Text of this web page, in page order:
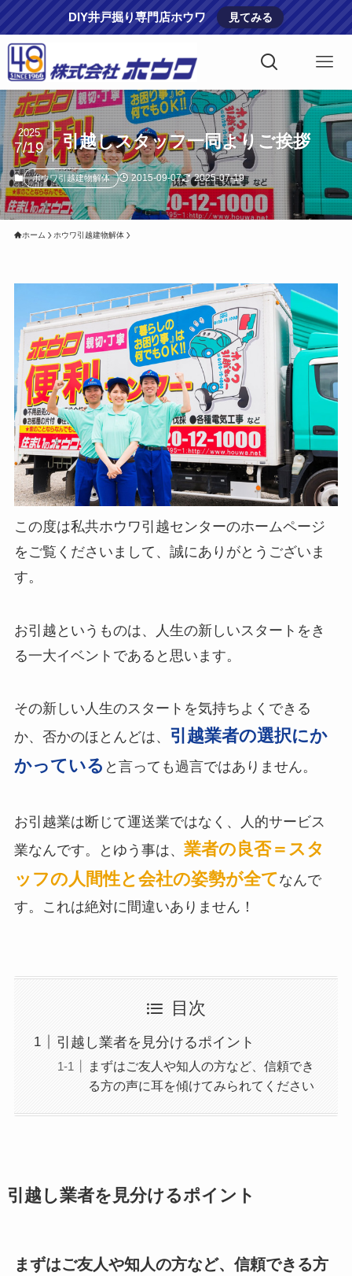
DIY井戸掘り専門店ホウワ 見てみる
引越しスタッフ一同よりご挨拶
2025
7/19
ホウワ引越建物解体 2015-09-07 2025-07-19
ホーム ホウワ引越建物解体
この度は私共ホウワ引越センターのホームページ
をご覧くださいまして、誠にありがとうございま
す。
お引越というものは、人生の新しいスタートをき
る一大イベントであると思います。
その新しい人生のスタートを気持ちよくできる
か、否かのほとんどは、 引越業者の選択にか
かっている と言っても過言ではありません。
お引越業は断じて運送業ではなく、人的サービス
業なんです。とゆう事は、 業者の良否＝スタ
ッフの人間性と会社の姿勢が全てなんで
す。これは絶対に間違いありません！
目次
引越し業者を見分けるポイント
まずはご友人や知人の方など、信頼でき
る方の声に耳を傾けてみられてください
引越し業者を見分けるポイント
まずはご友人や知人の方など、信頼できる方